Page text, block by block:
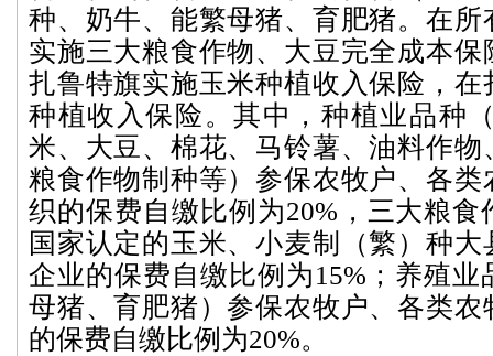
种、奶牛、能繁母猪、育肥猪。在所
实施三大粮食作物、大豆完全成本
扎鲁特旗实施玉米种植收入保险，在
种植收入保险。其中，种植业品种
米、大豆、棉花、马铃薯、油料作物
粮食作物制种等）参保农牧户、各类
织的保费自缴比例为20%，三大粮食
国家认定的玉米、小麦制（繁）种
企业的保费自缴比例为15%；养殖业
母猪、育肥猪）参保农牧户、各类农
的保费自缴比例为20%。